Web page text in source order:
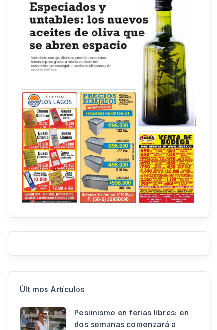
Últimos Artículos
Pesimismo en ferias libres: en
dos semanas comenzará a